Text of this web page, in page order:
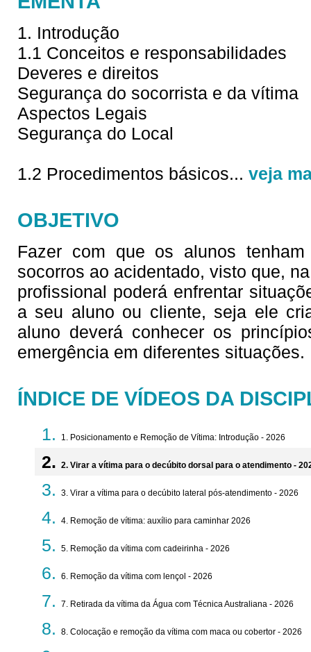
1. Introdução
1.1 Conceitos e responsabilidades
Deveres e direitos
Segurança do socorrista e da vítima
Aspectos Legais
Segurança do Local
1.2 Procedimentos básicos... veja
OBJETIVO
Fazer com que os alunos
socorros ao acidentado, visto que,
profissional poderá enfrentar
a seu aluno ou cliente, seja ele
aluno deverá conhecer os
emergência em diferentes situações.
ÍNDICE DE VÍDEOS DA
1. Posicionamento e Remoção de Vítima: Introdução - 2026
2. Virar a vítima para o decúbito dorsal para o atendimento -
3. Virar a vítima para o decúbito lateral pós-atendimento - 2026
4. Remoção de vítima: auxílio para caminhar 2026
5. Remoção da vítima com cadeirinha - 2026
6. Remoção da vítima com lençol - 2026
7. Retirada da vítima da Água com Técnica Australiana - 2026
8. Colocação e remoção da vítima com maca ou cobertor - 2026